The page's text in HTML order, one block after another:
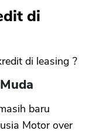
di
di leasing ?
baru
Motor over